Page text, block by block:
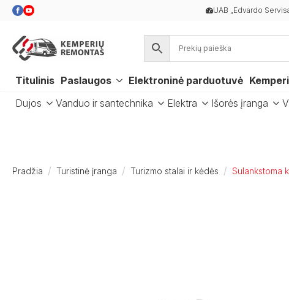
UAB „Edvardo
Titulinis Paslaugos Elektroninė parduotuvė
Dujos
Vanduo ir santechnika Elektra Išorės įranga
Pradžia Turistinė įranga Turizmo stalai ir kėdės Sulankstoma